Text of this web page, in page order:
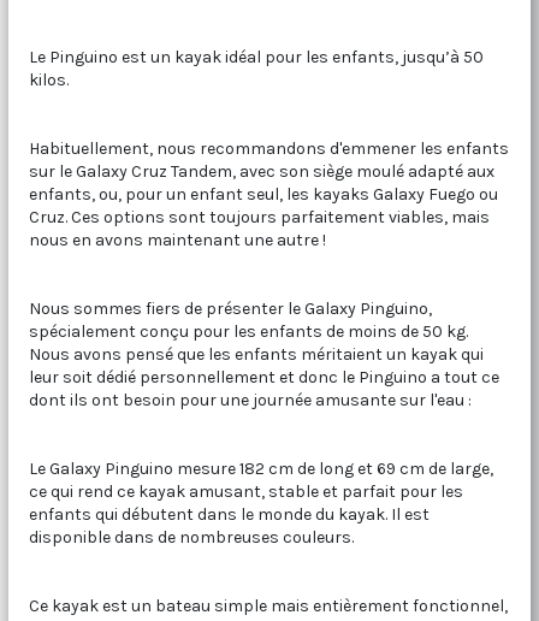
Le Pinguino est un kayak idéal pour les enfants, jusqu’à 50
kilos.
Habituellement, nous recommandons d'emmener les enfants
sur le Galaxy Cruz Tandem, avec son siège moulé adapté aux
enfants, ou, pour un enfant seul, les kayaks Galaxy Fuego ou
Cruz. Ces options sont toujours parfaitement viables, mais
nous en avons maintenant une autre !
Nous sommes fiers de présenter le Galaxy Pinguino,
spécialement conçu pour les enfants de moins de 50 kg.
Nous avons pensé que les enfants méritaient un kayak qui
leur soit dédié personnellement et donc le Pinguino a tout ce
dont ils ont besoin pour une journée amusante sur l'eau :
Le Galaxy Pinguino mesure 182 cm de long et 69 cm de large,
ce qui rend ce kayak amusant, stable et parfait pour les
enfants qui débutent dans le monde du kayak. Il est
disponible dans de nombreuses couleurs.
Ce kayak est un bateau simple mais entièrement fonctionnel,